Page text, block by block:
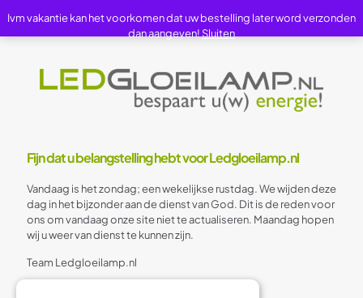
Fijn dat u belangstelling hebt voor Ledgloeilamp.nl
Vandaag is het zondag; een wekelijkse rustdag. We wijden deze
dag in het bijzonder aan de dienst van God. Dit is de reden voor
ons om vandaag onze site niet te actualiseren. Maandag hopen
wij u weer van dienst te kunnen zijn.
Team Ledgloeilamp.nl
Ivm vakantie kan het voorkomen dat uw bestelling later word verzonden
dan aangeven! Sluiten